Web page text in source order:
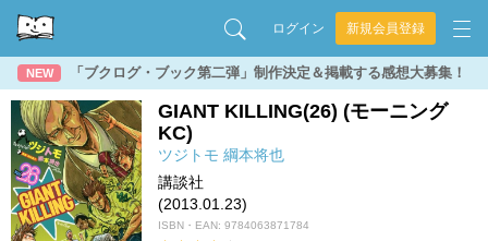
ログイン 新規会員登録
NEW 「ブクログ・ブック第二弾」制作決定＆掲載する感想大募集！
GIANT KILLING(26) (モーニング
KC)
ツジトモ 綱本将也
講談社
(2013.01.23)
ISBN・EAN: 9784063871784